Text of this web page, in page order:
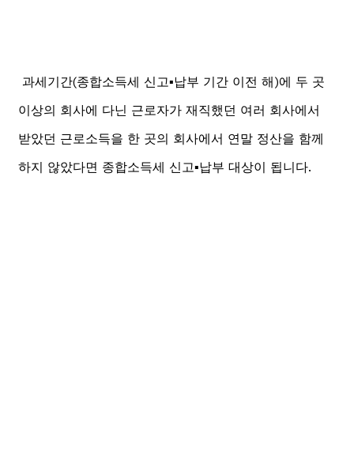
과세기간(종합소득세 신고▪️납부 기간 이전 해)에 두 곳
이상의 회사에 다닌 근로자가 재직했던 여러 회사에서
받았던 근로소득을 한 곳의 회사에서 연말 정산을 함께
하지 않았다면 종합소득세 신고▪️납부 대상이 됩니다.